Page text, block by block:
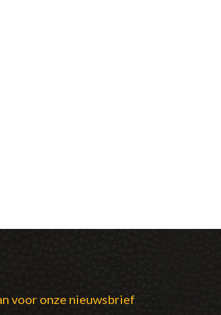
voor onze nieuwsbrief